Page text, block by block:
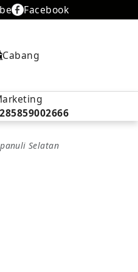
Facebook
Cabang
Selatan